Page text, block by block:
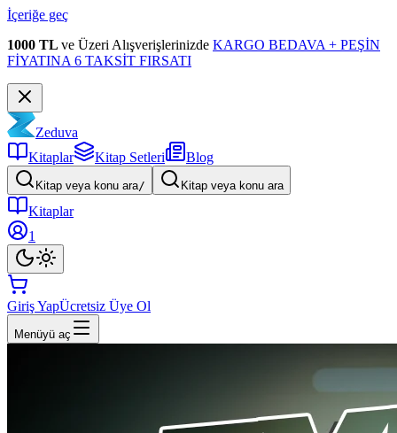
İçeriğe geç
1000 TL ve Üzeri Alışverişlerinizde KARGO BEDAVA + PEŞİN
FİYATINA 6 TAKSİT FIRSATI
Zeduva
Kitaplar
Kitap Setleri Blog
Kitap veya konu ara/ Kitap veya konu ara
Kitaplar
1
Giriş YapÜcretsiz Üye Ol
Menüyü aç